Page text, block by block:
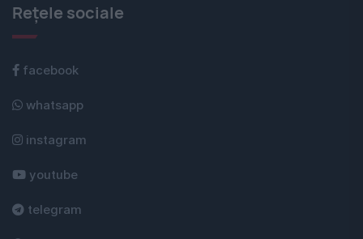
Rețele sociale
facebook
whatsapp
instagram
youtube
telegram